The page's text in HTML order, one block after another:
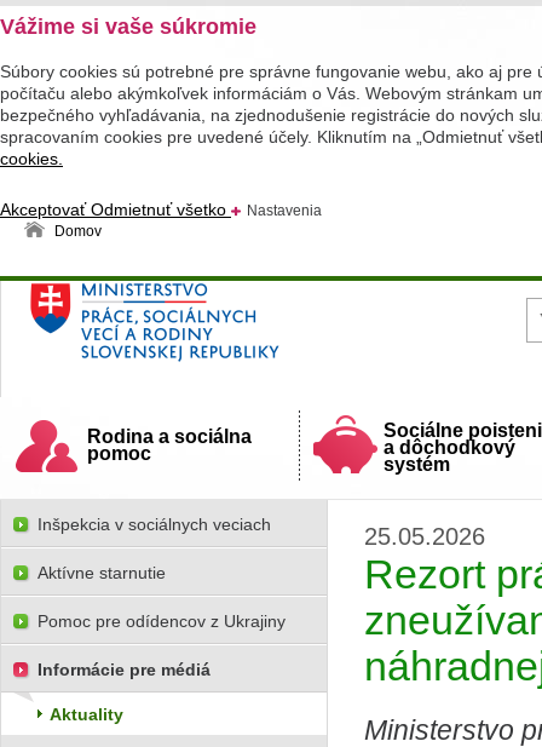
Vážime si vaše súkromie
Súbory cookies sú potrebné pre správne fungovanie webu, ako aj
počítaču alebo akýmkoľvek informáciám o Vás. Webovým stránkam
bezpečného vyhľadávania, na zjednodušenie registrácie do nových
spracovaním cookies pre uvedené účely. Kliknutím na „Odmietnuť
cookies.
AkceptovaťOdmietnuť všetko
Nastavenia
Domov
Ministerstvo práce, sociálnych vecí a rodiny
Slovenskej republiky
Rodina a sociálna
pomoc
Sociálne
a dôchodkový
systém
25.05.2026
Rezort
Ministerstvo
Inšpekcia v sociálnych veciach
Aktívne starnutie
Pomoc pre odídencov z Ukrajiny
Informácie pre médiá
Aktuality